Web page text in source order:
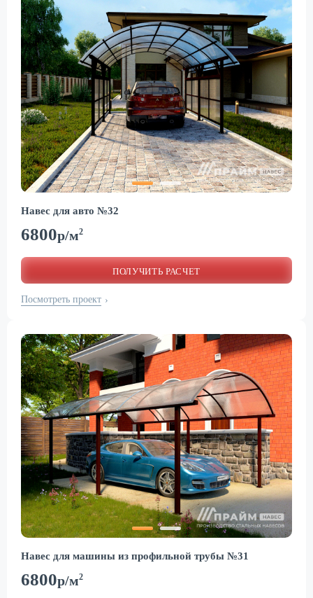
Навес для авто №32
6800р/м2
ПОЛУЧИТЬ РАСЧЕТ
Посмотреть проект ›
Навес для машины из профильной трубы №31
6800р/м2